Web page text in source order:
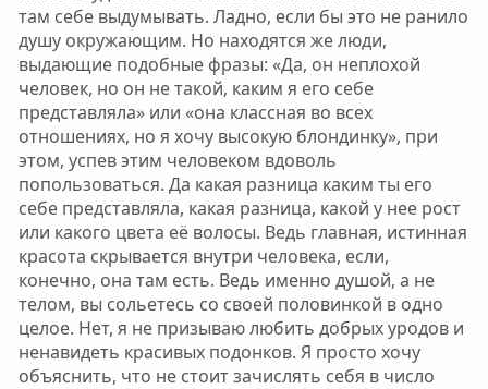
там себе выдумывать. Ладно, если бы это не ранило
душу окружающим. Но находятся же люди,
выдающие подобные фразы: «Да, он неплохой
человек, но он не такой, каким я его себе
представляла» или «она классная во всех
отношениях, но я хочу высокую блондинку», при
этом, успев этим человеком вдоволь
попользоваться. Да какая разница каким ты его
себе представляла, какая разница, какой у нее рост
или какого цвета её волосы. Ведь главная, истинная
красота скрывается внутри человека, если,
конечно, она там есть. Ведь именно душой, а не
телом, вы сольетесь со своей половинкой в одно
целое. Нет, я не призываю любить добрых уродов и
ненавидеть красивых подонков. Я просто хочу
объяснить, что не стоит зачислять себя в число